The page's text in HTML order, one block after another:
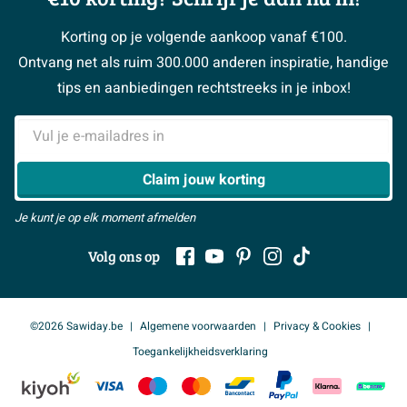
Reviewbeleid
> Naar de klantenservice
Klustips
Klusadvies
> Alle adviesmogelijkheden
Magazine
#MySawiday
> Naar inspiratie
Vacatures
Sawiday PRO
BeCommerce
Samenwerken
> Alles over showrooms
Korting op je volgende aankoop vanaf €100.
Ontvang net als ruim 300.000 anderen inspiratie, handige
tips en aanbiedingen rechtstreeks in je inbox!
E-mailadres
Claim jouw korting
Je kunt je op elk moment afmelden
Volg ons op
©2026 Sawiday.be Algemene voorwaarden
Privacy & Cookies
Toegankelijkheidsverklaring